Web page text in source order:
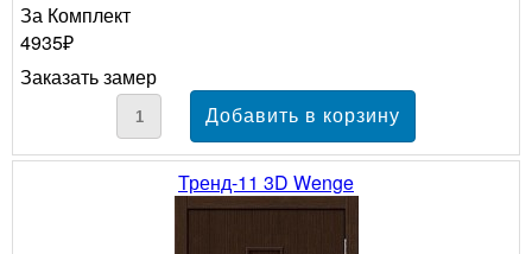
За Комплект
4935₽
Заказать замер
Тренд-11 3D Wenge